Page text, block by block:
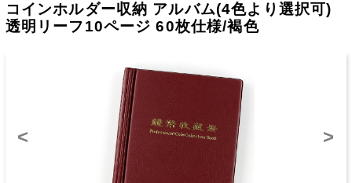
コインホルダー収納 アルバム(4色より選択可)
透明リーフ10ページ 60枚仕様/褐色
< >